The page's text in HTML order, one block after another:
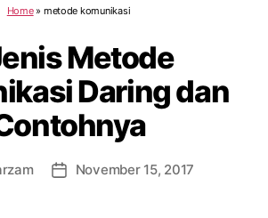
Home» metode komunikasi
Metode
Daring dan
PostNovember 15, 2017